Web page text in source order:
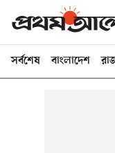
সর্বশেষ বাংলাদেশ